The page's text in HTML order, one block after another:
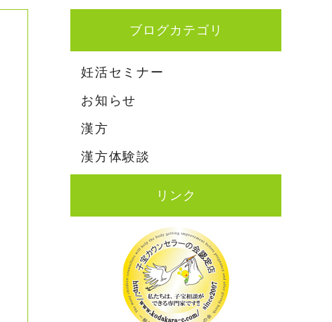
ブログカテゴリ
妊活セミナー
お知らせ
漢方
漢方体験談
リンク